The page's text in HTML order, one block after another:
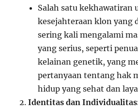
Salah satu kekhawatiran
kesejahteraan klon yang
sering kali mengalami
yang serius, seperti
kelainan genetik, yang
pertanyaan tentang hak
hidup yang sehat dan
Identitas dan